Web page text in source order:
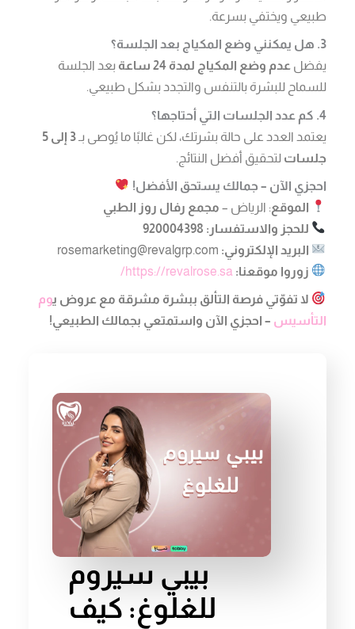
طبيعي ويختفي بسرعة.
3. هل يمكنني وضع المكياج بعد الجلسة؟
يفضلعدم وضع المكياج لمدة 24 ساعة
بعد الجلسة
للسماح للبشرة بالتنفس والتجدد بشكل طبيعي.
4. كم عدد الجلسات التي أحتاجها؟
يعتمد العدد على حالة بشرتك، لكن غالبًا ما يُوصى بـ
3 إلى 5
جلسات لتحقيق أفضل النتائج.
احجزي الآن – جمالك يستحق الأفضل!
الموقع: الرياض – مجمع رفال روز الطبي
للحجز والاستفسار: 920004398
البريد الإلكتروني: rosemarketing@revalgrp.com
زوروا موقعنا: https://revalrose.sa/
لا تفوّتي فرصة التألق ببشرة مشرقة مع عروض يوم
التأسيس – احجزي الآن واستمتعي بجمالك الطبيعي!
بيبي سيروم
للغلوغ: كيف